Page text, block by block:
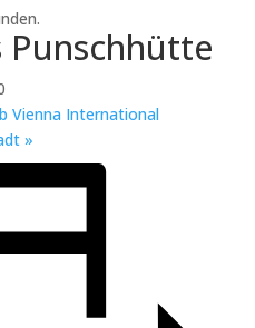
Punschhütte
Vienna International
»